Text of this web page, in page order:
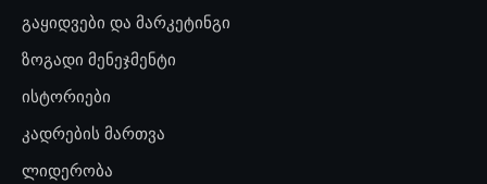
გაყიდვები და მარკეტინგი
ზოგადი მენეჯმენტი
ისტორიები
კადრების მართვა
ლიდერობა